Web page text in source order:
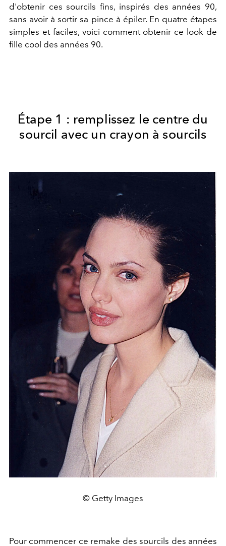
d'obtenir ces sourcils fins, inspirés des années 90,
sans avoir à sortir sa pince à épiler. En quatre étapes
simples et faciles, voici comment obtenir ce look de
fille cool des années 90.
Étape 1 : remplissez le centre du
sourcil avec un crayon à sourcils
© Getty Images
Pour commencer ce remake des sourcils des années